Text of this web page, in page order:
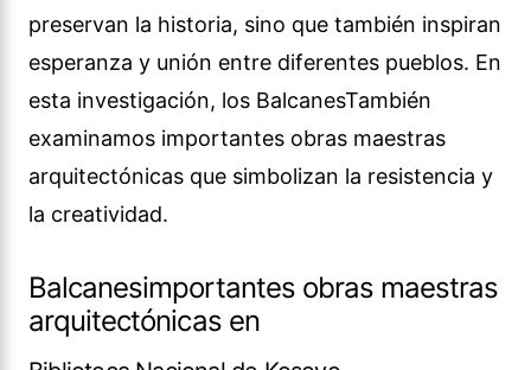
preservan la historia, sino que también inspiran
esperanza y unión entre diferentes pueblos. En
esta investigación, los BalcanesTambién
examinamos importantes obras maestras
arquitectónicas que simbolizan la resistencia y
la creatividad.
Balcanesimportantes obras maestras
arquitectónicas en